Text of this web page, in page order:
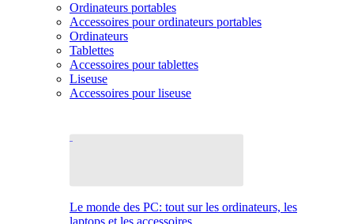
Ordinateurs portables
Accessoires pour ordinateurs portables
Ordinateurs
Tablettes
Accessoires pour tablettes
Liseuse
Accessoires pour liseuse
Le monde des PC: tout sur les ordinateurs, les
laptops et les accessoires